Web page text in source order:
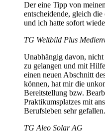
Der eine Tipp von
entscheidende, gleich
und ich hatte sofort
TG Weltbild Plus
Unabhängig davon,
zu gelangen und mit
einen neuen Abschnitt
können, hat mir die
Bereitstellung bzw.
Praktikumsplatzes mit
Berufsleben sehr gefallen.
TG Aleo Solar AG